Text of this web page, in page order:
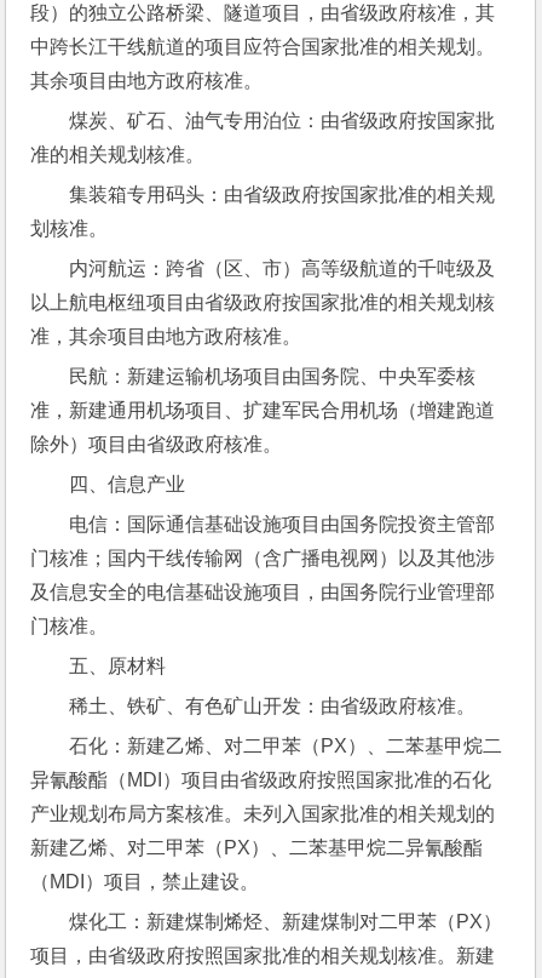
段）的独立公路桥梁、隧道项目，由省级政府核准，其
中跨长江干线航道的项目应符合国家批准的相关规划。
其余项目由地方政府核准。
煤炭、矿石、油气专用泊位：由省级政府按国家批
准的相关规划核准。
集装箱专用码头：由省级政府按国家批准的相关规
划核准。
内河航运：跨省（区、市）高等级航道的千吨级及
以上航电枢纽项目由省级政府按国家批准的相关规划核
准，其余项目由地方政府核准。
民航：新建运输机场项目由国务院、中央军委核
准，新建通用机场项目、扩建军民合用机场（增建跑道
除外）项目由省级政府核准。
四、信息产业
电信：国际通信基础设施项目由国务院投资主管部
门核准；国内干线传输网（含广播电视网）以及其他涉
及信息安全的电信基础设施项目，由国务院行业管理部
门核准。
五、原材料
稀土、铁矿、有色矿山开发：由省级政府核准。
石化：新建乙烯、对二甲苯（PX）、二苯基甲烷二
异氰酸酯（MDI）项目由省级政府按照国家批准的石化
产业规划布局方案核准。未列入国家批准的相关规划的
新建乙烯、对二甲苯（PX）、二苯基甲烷二异氰酸酯
（MDI）项目，禁止建设。
煤化工：新建煤制烯烃、新建煤制对二甲苯（PX）
项目，由省级政府按照国家批准的相关规划核准。新建